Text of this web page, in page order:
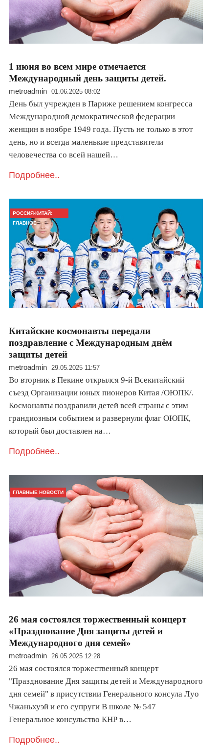
1 июня во всем мире отмечается
Международный день защиты детей.
metroadmin 01.06.2025 08:02
День был учрежден в Париже решением конгресса
Международной демократической федерации
женщин в ноябре 1949 года. Пусть не только в этот
день, но и всегда маленькие представители
человечества со всей нашей…
Подробнее..
РОССИЯ-КИТАЙ:
ГЛАВНОЕ
Китайские космонавты передали
поздравление с Международным днём
защиты детей
metroadmin 29.05.2025 11:57
Во вторник в Пекине открылся 9-й Всекитайский
съезд Организации юных пионеров Китая /ОЮПК/.
Космонавты поздравили детей всей страны с этим
грандиозным событием и развернули флаг ОЮПК,
который был доставлен на…
Подробнее..
ГЛАВНЫЕ НОВОСТИ
26 мая состоялся торжественный концерт
«Празднование Дня защиты детей и
Международного дня семей»
metroadmin 26.05.2025 12:28
26 мая состоялся торжественный концерт
"Празднование Дня защиты детей и Международного
дня семей" в присутствии Генерального консула Луо
Чжаньхуэй и его супруги В школе № 547
Генеральное консульство КНР в…
Подробнее..